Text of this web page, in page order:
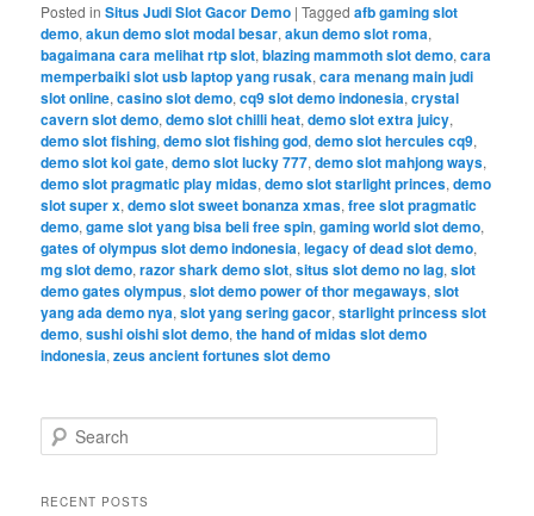
Posted in Situs Judi Slot Gacor Demo |Tagged afb gaming slot
demo,akun demo slot modal besar,akun demo slot roma,
bagaimana cara melihat rtp slot,blazing mammoth slot demo,cara
memperbaiki slot usb laptop yang rusak,cara menang main judi
slot online,casino slot demo,cq9 slot demo indonesia,crystal
cavern slot demo,demo slot chilli heat,demo slot extra juicy,
demo slot fishing,demo slot fishing god,demo slot hercules cq9,
demo slot koi gate,demo slot lucky 777,demo slot mahjong ways,
demo slot pragmatic play midas,demo slot starlight princes,demo
slot super x,demo slot sweet bonanza xmas,free slot pragmatic
demo,game slot yang bisa beli free spin,gaming world slot demo,
gates of olympus slot demo indonesia,legacy of dead slot demo,
mg slot demo,razor shark demo slot,situs slot demo no lag,slot
demo gates olympus,slot demo power of thor megaways,slot
yang ada demo nya,slot yang sering gacor,starlight princess slot
demo,sushi oishi slot demo,the hand of midas slot demo
indonesia,zeus ancient fortunes slot demo
e
rRECENT POSTS